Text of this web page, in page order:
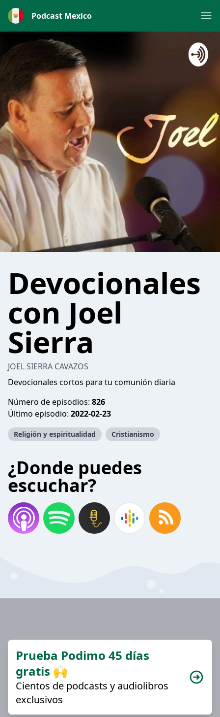
Podcast Mexico
Devocionales
con Joel
Sierra
JOEL SIERRA CAVAZOS
Devocionales cortos para tu comunión diaria
Número de episodios: 826
Último episodio: 2022-02-23
Religión y espiritualidad Cristianismo
¿Donde puedes
escuchar?
Prueba Podimo 45 días
gratis 🙌
Cientos de podcasts y audiolibros
exclusivos